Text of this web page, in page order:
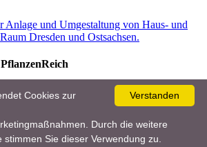
Anlage und Umgestaltung von Haus- und
Dresden und Ostsachsen.
mehr als 8.000 Pflanzen, 10.000
und wertvolle Garten- und Pflegetipps für
|Datenschutz & Impressum| © 2026 :
Verstanden
Cookies zur
Durch die weitere
Sie dieser Verwendung zu.